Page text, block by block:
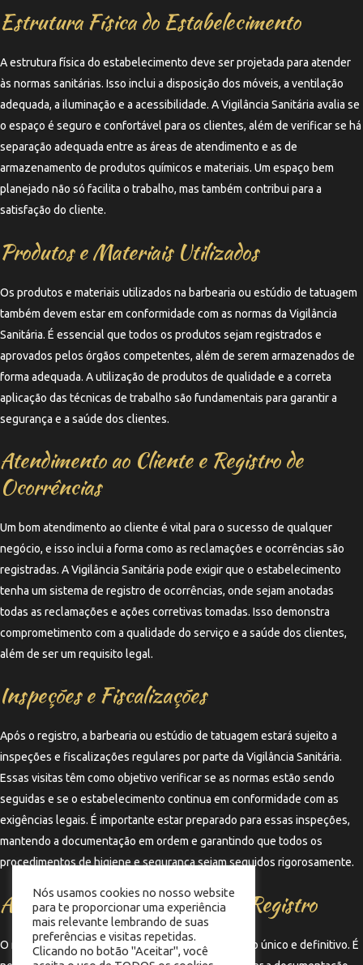
Estrutura Física do Estabelecimento
A estrutura física do estabelecimento deve ser projetada para atender
às normas sanitárias. Isso inclui a disposição dos móveis, a ventilação
adequada, a iluminação e a acessibilidade. A Vigilância Sanitária avalia se
o espaço é seguro e confortável para os clientes, além de verificar se há
separação adequada entre as áreas de atendimento e as de
armazenamento de produtos químicos e materiais. Um espaço bem
planejado não só facilita o trabalho, mas também contribui para a
satisfação do cliente.
Produtos e Materiais Utilizados
Os produtos e materiais utilizados na barbearia ou estúdio de tatuagem
também devem estar em conformidade com as normas da Vigilância
Sanitária. É essencial que todos os produtos sejam registrados e
aprovados pelos órgãos competentes, além de serem armazenados de
forma adequada. A utilização de produtos de qualidade e a correta
aplicação das técnicas de trabalho são fundamentais para garantir a
segurança e a saúde dos clientes.
Atendimento ao Cliente e Registro de
Ocorrências
Um bom atendimento ao cliente é vital para o sucesso de qualquer
negócio, e isso inclui a forma como as reclamações e ocorrências são
registradas. A Vigilância Sanitária pode exigir que o estabelecimento
tenha um sistema de registro de ocorrências, onde sejam anotadas
todas as reclamações e ações corretivas tomadas. Isso demonstra
comprometimento com a qualidade do serviço e a saúde dos clientes,
além de ser um requisito legal.
Inspeções e Fiscalizações
Após o registro, a barbearia ou estúdio de tatuagem estará sujeito a
inspeções e fiscalizações regulares por parte da Vigilância Sanitária.
Essas visitas têm como objetivo verificar se as normas estão sendo
seguidas e se o estabelecimento continua em conformidade com as
exigências legais. É importante estar preparado para essas inspeções,
mantendo a documentação em ordem e garantindo que todos os
procedimentos de higiene e segurança sejam seguidos rigorosamente.
Atualização e Manutenção do Registro
O registro na Vigilância Sanitária não é um processo único e definitivo. É
Nós usamos cookies no nosso website
para te proporcionar uma experiência
mais relevante lembrando de suas
preferências e visitas repetidas.
Clicando no botão "Aceitar", você